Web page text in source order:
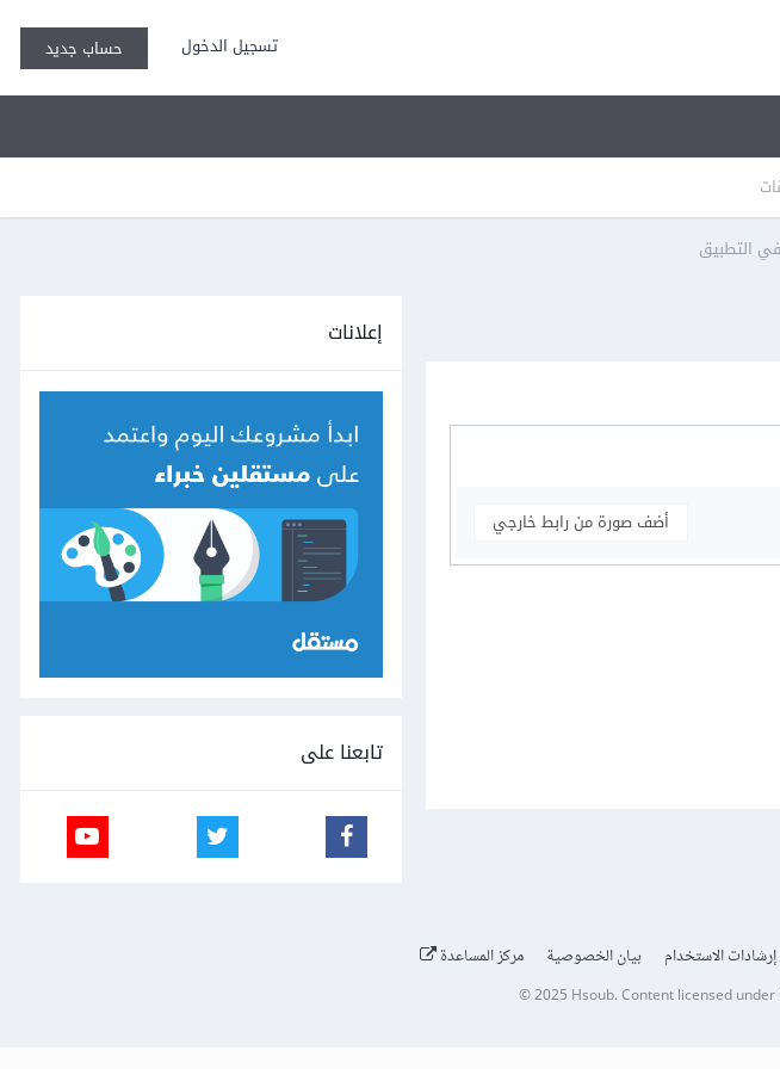
تسجيل الدخول حساب جديد
التطبيق
أضف صورة من رابط خارجي
إعلانات
تابعنا على
إرشادات الاستخدام بيان الخصوصية مركز المساعدة
© 2025 Hsoub.Content licensed under